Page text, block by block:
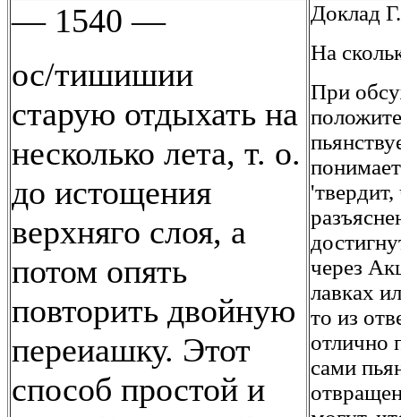
— 1540 —
ос/тишишии
старую отдыхать на
несколько лета, т. о.
до истощения
верхняго слоя, а
потом опять
повторить двойную
переиашку. Этот
способ простой и
Доклад
На
При
через
лавках
то из
отлично
сами